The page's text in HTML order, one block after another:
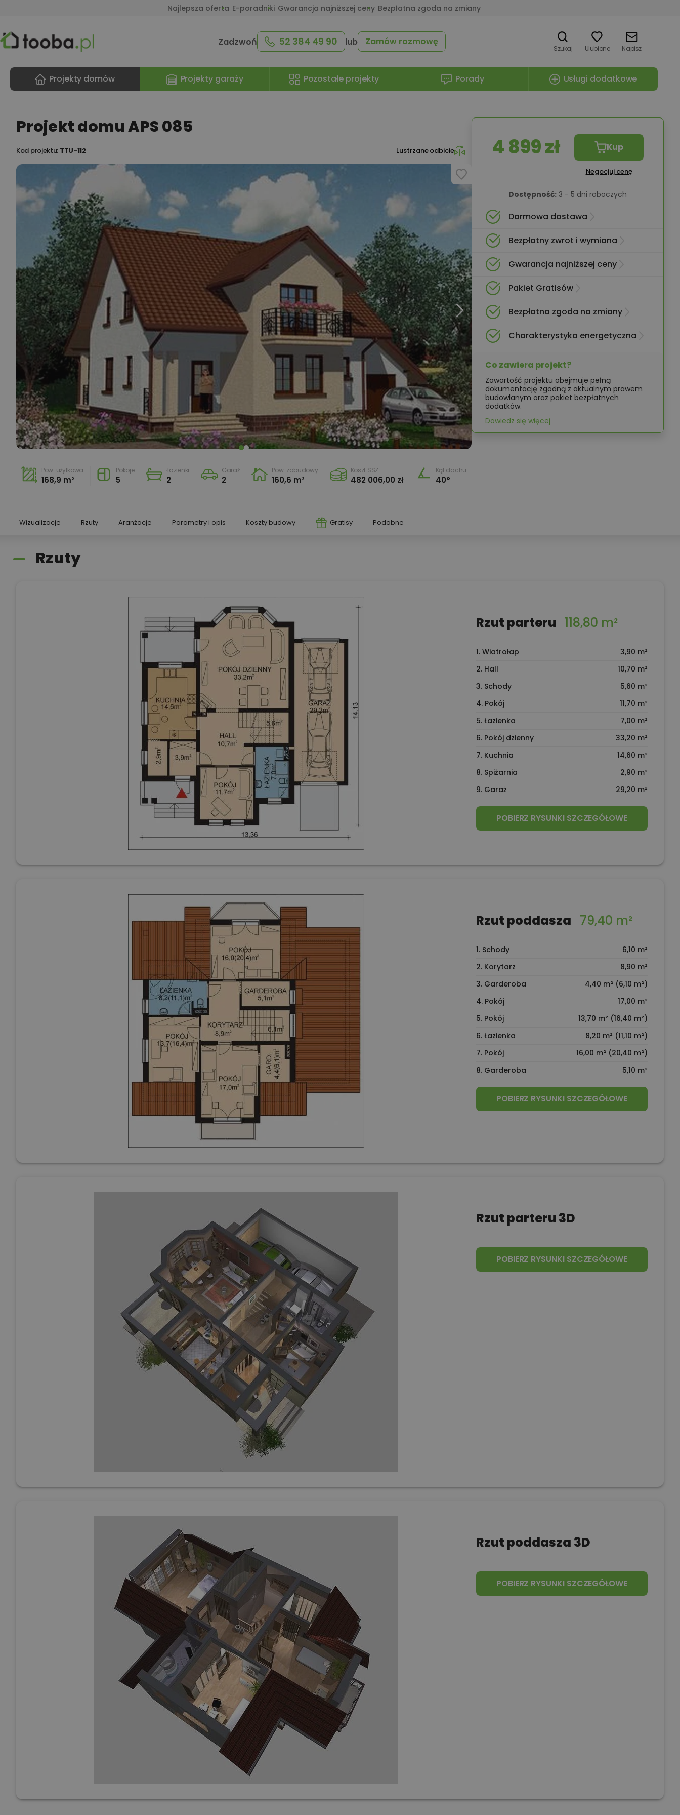
Najlepsza oferta E-poradniki Gwarancja najniższej ceny Bezpłatna zgoda na zmiany
Zadzwoń 52 384 49 90 lub Zamów rozmowę
Szukaj Ulubione Napisz
Projekty domów Projekty garaży Pozostałe projekty Porady Usługi dodatkowe
Projekt domu APS 085
Kod projektu: TTU-112 Lustrzane odbicie
Pow. użytkowa
168,9 m²
Pokoje
5
Łazienki
2
Garaż
2
Pow. zabudowy
160,6 m²
Koszt SSZ
482 006,00 zł
Kąt dachu
40°
4 899 zł Kup
Negocjuj cenę
Dostępność: 3 - 5 dni roboczych
Darmowa dostawa
Bezpłatny zwrot i wymiana
Gwarancja najniższej ceny
Pakiet Gratisów
Bezpłatna zgoda na zmiany
Charakterystyka energetyczna
Co zawiera projekt?
Zawartość projektu obejmuje pełną
dokumentację zgodną z aktualnym prawem
budowlanym oraz pakiet bezpłatnych
dodatków.
Dowiedz się więcej
Wizualizacje Rzuty Aranżacje Parametry i opis Koszty budowy Gratisy Podobne
Rzuty
Rzut parteru 118,80 m²
1. Wiatrołap
3,90 m²
2. Hall
10,70 m²
3. Schody
5,60 m²
4. Pokój
11,70 m²
5. Łazienka
7,00 m²
6. Pokój dzienny
33,20 m²
7. Kuchnia
14,60 m²
8. Spiżarnia
2,90 m²
9. Garaż
29,20 m²
POBIERZ RYSUNKI SZCZEGÓŁOWE
Rzut poddasza 79,40 m²
1. Schody
6,10 m²
2. Korytarz
8,90 m²
3. Garderoba
4,40 m² (6,10 m²)
4. Pokój
17,00 m²
5. Pokój
13,70 m² (16,40 m²)
6. Łazienka
8,20 m² (11,10 m²)
7. Pokój
16,00 m² (20,40 m²)
8. Garderoba
5,10 m²
POBIERZ RYSUNKI SZCZEGÓŁOWE
Rzut parteru 3D
POBIERZ RYSUNKI SZCZEGÓŁOWE
Rzut poddasza 3D
POBIERZ RYSUNKI SZCZEGÓŁOWE